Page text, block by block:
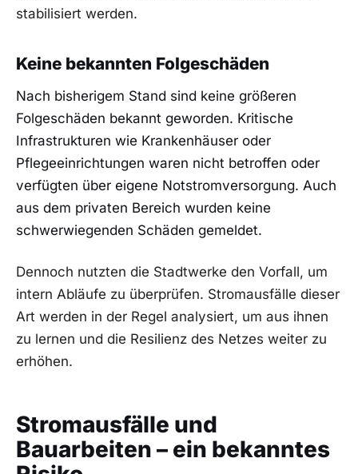
stabilisiert werden.
Keine bekannten Folgeschäden
Nach bisherigem Stand sind keine größeren
Folgeschäden bekannt geworden. Kritische
Infrastrukturen wie Krankenhäuser oder
Pflegeeinrichtungen waren nicht betroffen oder
verfügten über eigene Notstromversorgung. Auch
aus dem privaten Bereich wurden keine
schwerwiegenden Schäden gemeldet.
Dennoch nutzten die Stadtwerke den Vorfall, um
intern Abläufe zu überprüfen. Stromausfälle dieser
Art werden in der Regel analysiert, um aus ihnen
zu lernen und die Resilienz des Netzes weiter zu
erhöhen.
Stromausfälle und
Bauarbeiten – ein bekanntes